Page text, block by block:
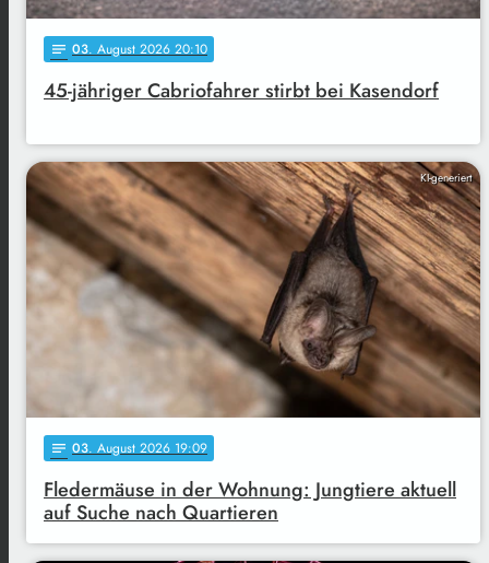
notes 03. August 2026 20:10
45-jähriger Cabriofahrer stirbt bei Kasendorf
KI-generiert
notes 03. August 2026 19:09
Fledermäuse in der Wohnung: Jungtiere aktuell
auf Suche nach Quartieren